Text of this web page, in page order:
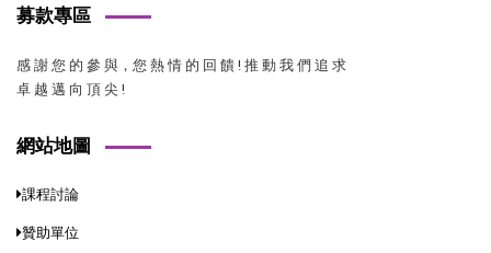
募款專區
感 謝 您 的 參 與，您 熱 情 的 回 饋 ! 推 動 我 們 追 求
卓 越 邁 向 頂 尖 !
網站地圖
課程討論
贊助單位